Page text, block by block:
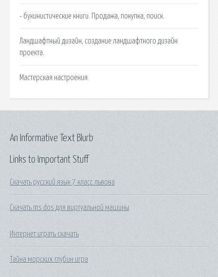
- букинистические книги. Продажа, покупка, поиск.
Ландшафтный дизайн, создание ландшафтного дизайн
проекта.
Мастерская настроения.
Links to Important Stuff
Скачать русский язык 7 класс львова
Скачать ms dos для виртуальной машины
Интернет играть скачать
Тайна морских глубин игра
An Informative Text Blurb